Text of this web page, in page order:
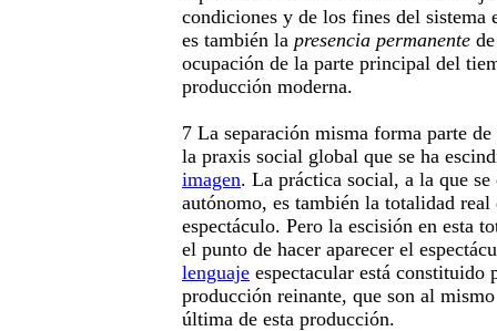
condiciones y de los fines del sistema
es también la presencia permanente
ocupación de la parte principal del
producción moderna.
7 La separación misma forma parte
la praxis social global que se ha
imagen. La práctica social, a la que
autónomo, es también la totalidad real
espectáculo. Pero la escisión en esta
el punto de hacer aparecer el
lenguaje espectacular está constituido
producción reinante, que son al
última de esta producción.